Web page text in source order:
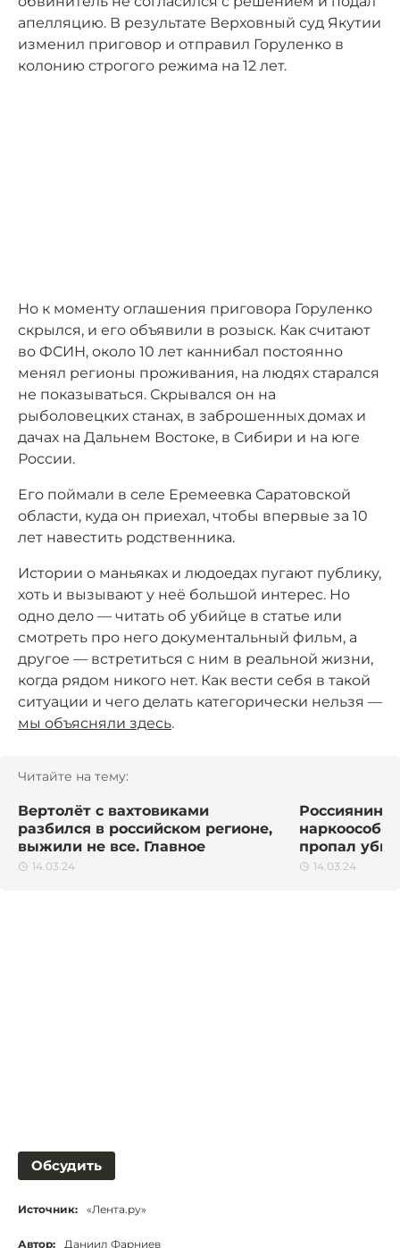
апелляцию. В результате Верховный суд Якутии
изменил приговор и отправил Горуленко в
колонию строгого режима на 12 лет.
Но к моменту оглашения приговора Горуленко
скрылся, и его объявили в розыск. Как считают
во ФСИН, около 10 лет каннибал постоянно
менял регионы проживания, на людях старался
не показываться. Скрывался он на
рыболовецких станах, в заброшенных домах и
дачах на Дальнем Востоке, в Сибири и на юге
России.
Его поймали в селе Еремеевка Саратовской
области, куда он приехал, чтобы впервые за 10
лет навестить родственника.
Истории о маньяках и людоедах пугают публику,
хоть и вызывают у неё большой интерес. Но
одно дело — читать об убийце в статье или
смотреть про него документальный фильм, а
другое — встретиться с ним в реальной жизни,
когда рядом никого нет. Как вести себя в такой
ситуации и чего делать категорически нельзя —
мы объясняли здесь.
Читайте на тему:
Вертолёт с вахтовиками
разбился в российском регионе,
выжили не все. Главное
14.03.24
Россиянина
пропал
14.03.24
Обсудить
Источник: «Лента.ру»
Автор: Даниил Фарниев